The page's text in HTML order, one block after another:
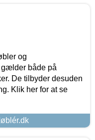
og
gælder både på
De tilbyder desuden
Klik her for at se